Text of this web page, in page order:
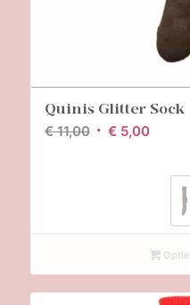
Quinis Glitter Sock
€11,00 Oorspronkelijke
€ 5,00Huidige
€ 5,00.